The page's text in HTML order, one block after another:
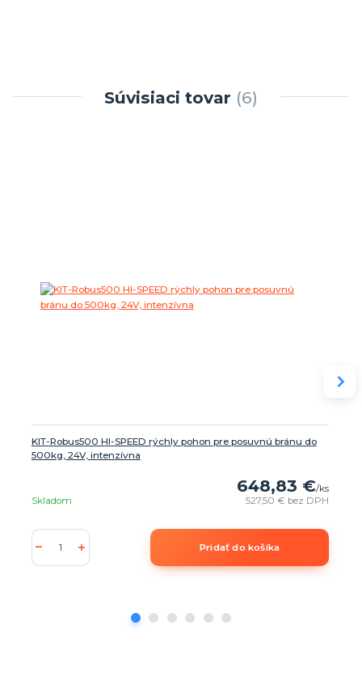
Súvisiaci tovar 6
KIT-Robus500 HI-SPEED rýchly pohon pre posuvnú bránu do
500kg, 24V, intenzívna
648,83 €/ks
527,50 € bez DPH
Skladom
Pridať do košíka